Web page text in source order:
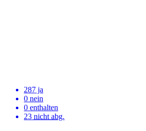
287 ja
0 nein
0 enthalten
23 nicht abg.